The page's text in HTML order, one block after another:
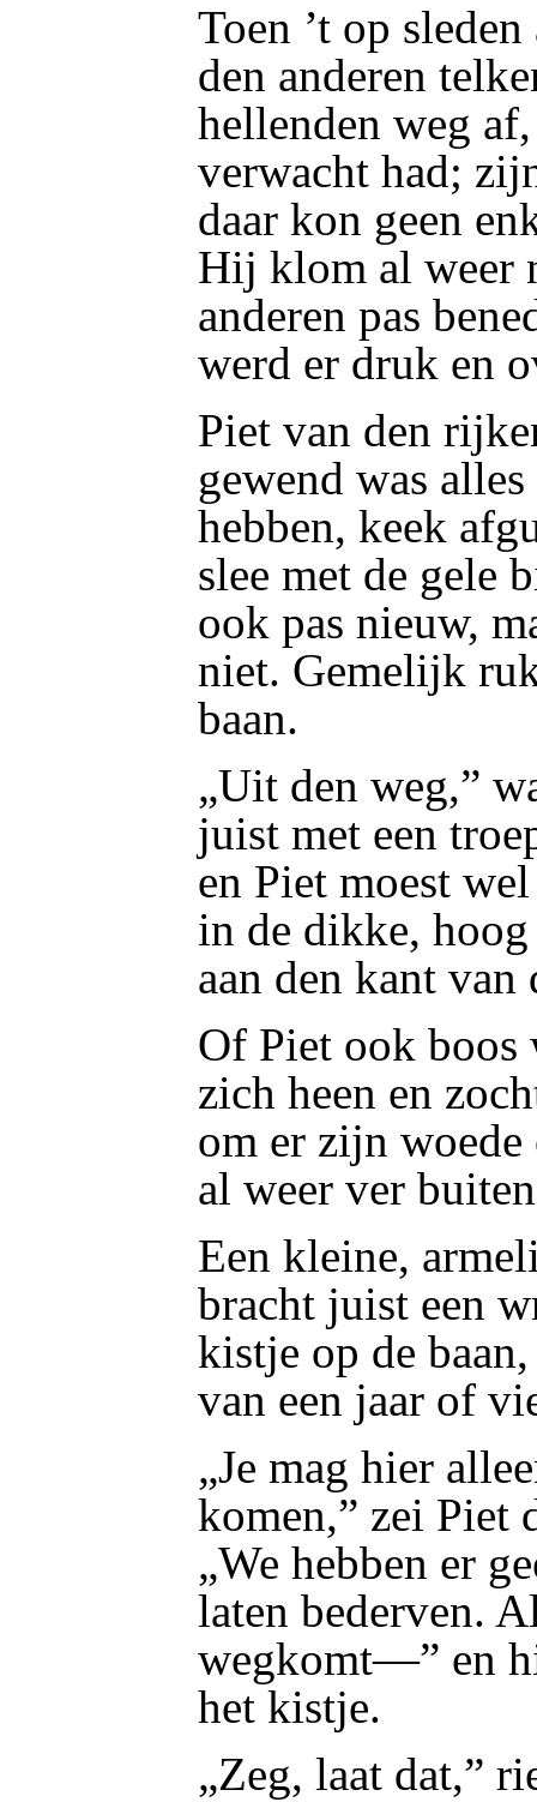
Toen ’t op
den anderen
hellenden weg
verwacht had;
daar kon geen
Hij klom al weer
anderen pas
werd er druk en
Piet van den
gewend was
hebben, keek
slee met de gele
ook pas nieuw,
niet. Gemelijk
baan.
„Uit den weg,”
juist met een
en Piet moest
in de dikke, hoog
aan den kant van
Of Piet ook
zich heen en
om er zijn woede
al weer ver
Een kleine,
bracht juist een
kistje op de
van een jaar of
„Je mag hier
komen,” zei Piet
„We hebben er
laten bederven.
wegkomt—” en
het kistje.
„Zeg, laat dat,”